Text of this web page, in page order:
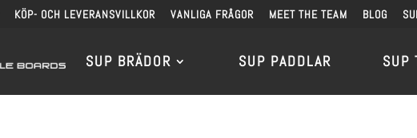
KÖP- OCH LEVERANSVILLKOR VANLIGA FRÅGOR MEET THE TEAM BLOG
SUP BRÄDOR SUP PADDLAR SUP